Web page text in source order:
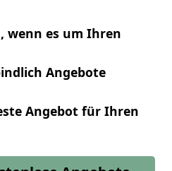
wenn es um Ihren
Angebote
Angebot für Ihren